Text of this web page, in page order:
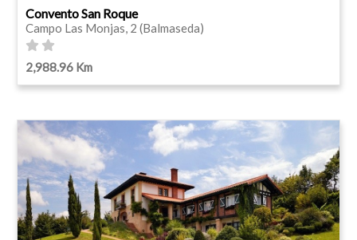
Convento San Roque
Campo Las Monjas, 2 (Balmaseda)
2,988.96 Km